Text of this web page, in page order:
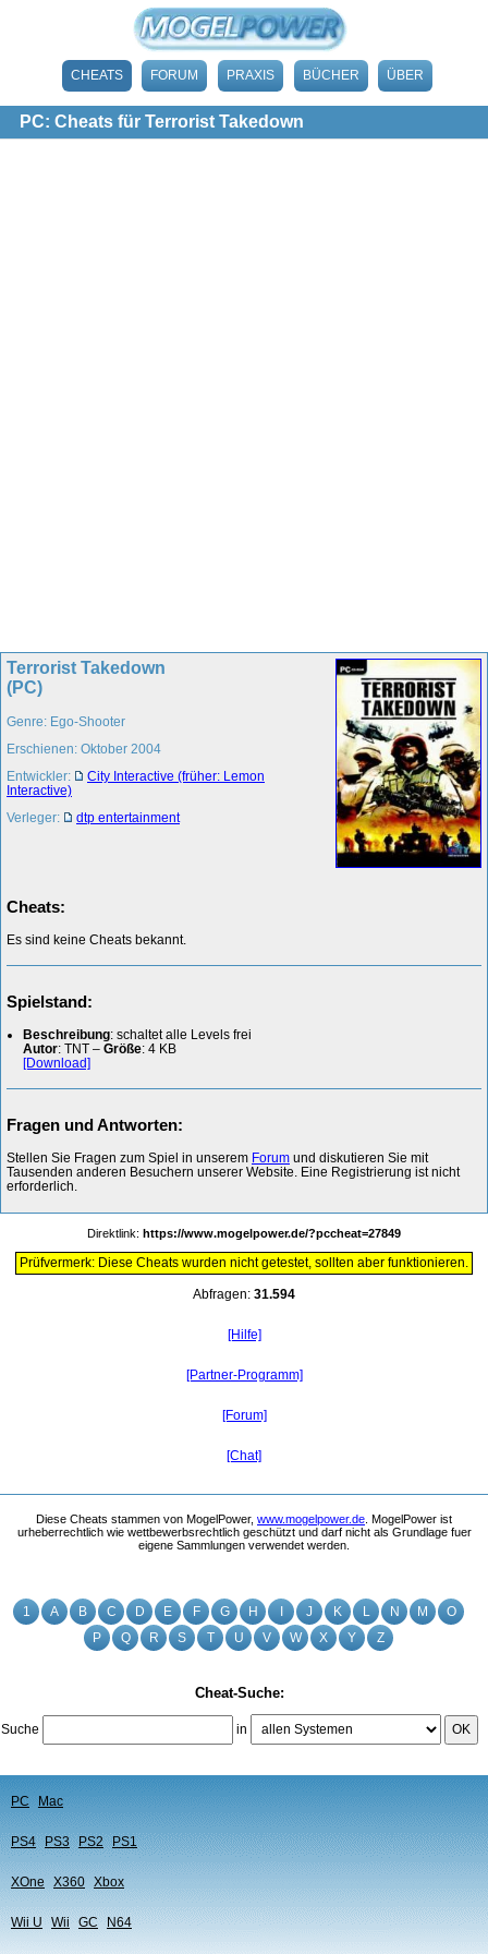
CHEATS FORUM PRAXIS BÜCHER ÜBER
PC: Cheats für Terrorist Takedown
1 A B C D E F G H I J K L N M
O
P
Q R S T U V W X Y Z
Cheat-Suche:
Suche in OK
PC Mac
PS4 PS3 PS2 PS1
XOne X360 Xbox
Wii U Wii GC N64
Terrorist Takedown
(PC)
Genre: Ego-Shooter
Erschienen: Oktober 2004
Entwickler:
City Interactive (früher: Lemon
Interactive)
Verleger:
dtp entertainment
Cheats:
Es sind keine Cheats bekannt.
Spielstand:
Beschreibung: schaltet alle Levels frei
Autor: TNT – Größe: 4 KB
[Download]
Fragen und Antworten:
Stellen Sie Fragen zum Spiel in unserem Forum und diskutieren Sie mit
Tausenden anderen Besuchern unserer Website. Eine Registrierung ist nicht
erforderlich.
Direktlink: https://www.mogelpower.de/?pccheat=27849
Prüfvermerk: Diese Cheats wurden nicht getestet, sollten aber funktionieren.
Abfragen: 31.594
[Hilfe]
[Partner-Programm]
[Forum]
[Chat]
Diese Cheats stammen von MogelPower, www.mogelpower.de . MogelPower ist
urheberrechtlich wie wettbewerbsrechtlich geschützt und darf nicht als Grundlage fuer
eigene Sammlungen verwendet werden.